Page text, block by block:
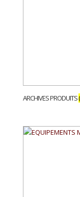
ARCHIVES PRODUITS